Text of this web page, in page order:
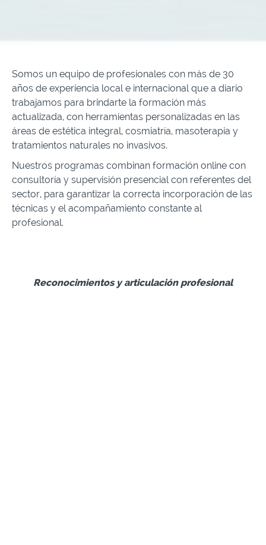
Somos un equipo de profesionales con más de 30
años de experiencia local e internacional que a diario
trabajamos para brindarte la formación más
actualizada, con herramientas personalizadas en las
áreas de estética integral, cosmiatría, masoterapia y
tratamientos naturales no invasivos.
Nuestros programas combinan formación online con
consultoría y supervisión presencial con referentes del
sector, para garantizar la correcta incorporación de las
técnicas y el acompañamiento constante al
profesional.
Reconocimientos y articulación profesional